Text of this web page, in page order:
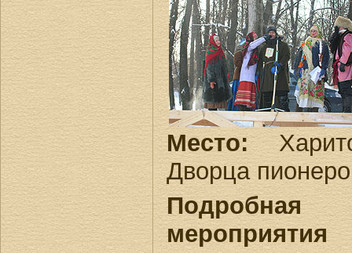
Место:
Дворца
мероприятия